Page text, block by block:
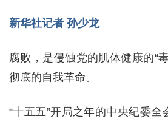
新华社记者 孙少龙
腐败，是侵蚀党的肌体健康的“
彻底的自我革命。
“十五五”开局之年的中央纪委